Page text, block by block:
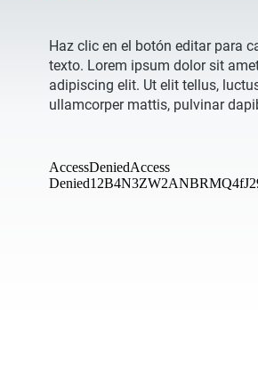
Haz clic en el botón editar para
texto. Lorem ipsum dolor sit
adipiscing elit. Ut elit tellus,
ullamcorper mattis, pulvinar